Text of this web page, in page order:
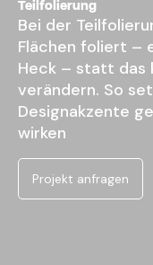
Teilfolierung
Bei der
Flächen foliert –
Heck – statt das
verändern. So
Designakzente
wirken
Projekt anfragen